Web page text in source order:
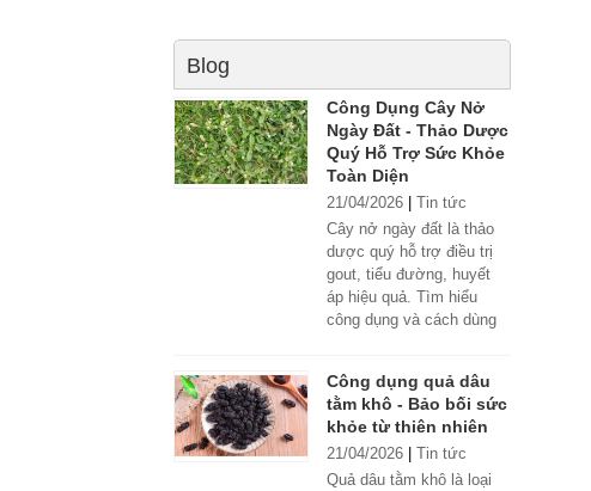
Blog
Công Dụng Cây Nở
Ngày Đất - Thảo Dược
Quý Hỗ Trợ Sức Khỏe
Toàn Diện
21/04/2026
Tin tức
Cây nở ngày đất là thảo
dược quý hỗ trợ điều trị
gout, tiểu đường, huyết
áp hiệu quả. Tìm hiểu
công dụng và cách dùng
Công dụng quả dâu
tằm khô - Bảo bối sức
khỏe từ thiên nhiên
21/04/2026
Tin tức
Quả dâu tằm khô là loại